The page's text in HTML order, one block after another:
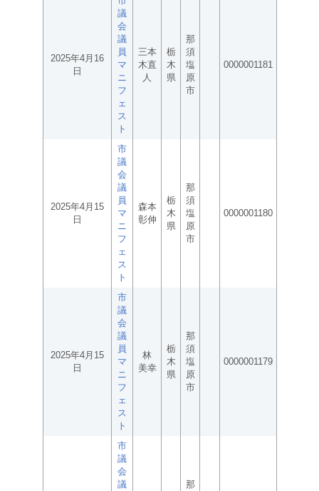
2025年4月16
日
議
会
議
員
マ
ニ
フ
ェ
ス
ト
三本
木直
人
栃
木
県
那
須
塩
原
市
0000001181
2025年4月15
日
市
議
会
議
員
マ
ニ
フ
ェ
ス
ト
森本
彰伸
栃
木
県
那
須
塩
原
市
0000001180
2025年4月15
日
市
議
会
議
員
マ
ニ
フ
ェ
ス
ト
林
美幸
栃
木
県
那
須
塩
原
市
0000001179
市
議
会
議
那